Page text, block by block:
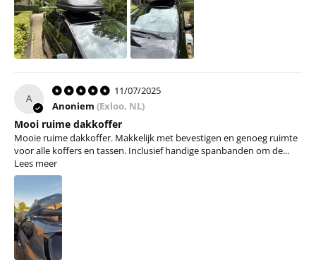
A
11/07/2025
Anoniem (Exloo, NL)
Mooi ruime dakkoffer
Mooie ruime dakkoffer. Makkelijk met bevestigen en genoeg ruimte
voor alle koffers en tassen. Inclusief handige spanbanden om de...
Lees meer